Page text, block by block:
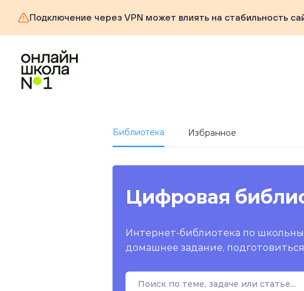
Подключение через VPN может влиять на стабильность
Библиотека Избранное
Цифровая
Интернет-библиотека по
домашнее задание,